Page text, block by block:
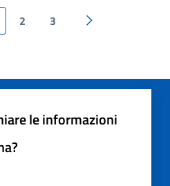
2 3 Pagina
le informazioni